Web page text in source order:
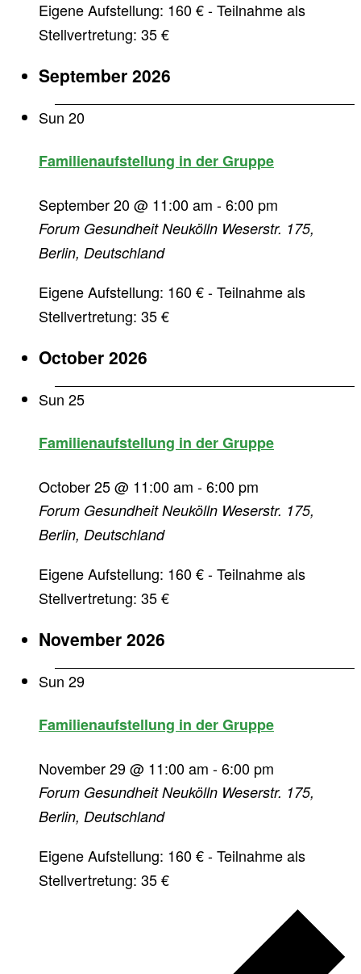
Eigene Aufstellung: 160 € - Teilnahme als
Stellvertretung: 35 €
September 2026
Sun 20
Familienaufstellung in der Gruppe
September 20 @ 11:00 am -6:00 pm
Forum Gesundheit Neukölln Weserstr. 175,
Berlin, Deutschland
Eigene Aufstellung: 160 € - Teilnahme als
Stellvertretung: 35 €
October 2026
Sun 25
Familienaufstellung in der Gruppe
October 25 @ 11:00 am -6:00 pm
Forum Gesundheit Neukölln Weserstr. 175,
Berlin, Deutschland
Eigene Aufstellung: 160 € - Teilnahme als
Stellvertretung: 35 €
November 2026
Sun 29
Familienaufstellung in der Gruppe
November 29 @ 11:00 am -6:00 pm
Forum Gesundheit Neukölln Weserstr. 175,
Berlin, Deutschland
Eigene Aufstellung: 160 € - Teilnahme als
Stellvertretung: 35 €